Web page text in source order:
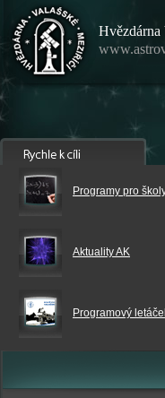
Hvězdárna
Programy pro
Aktuality AK
Programový